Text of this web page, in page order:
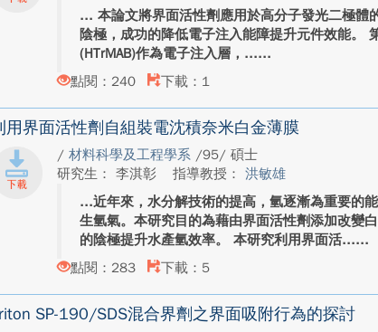
本論文將界面活性劑應用於高分子發光二極體
陰極，成功的降低電子注入能障提升元件效能。
(HTrMAB)作為電子注入層，...
點閱：240
下載：1
用界面活性劑自組裝電沈積奈米白金薄膜
/材料科學及工程學系 /95/ 碩士
研究生： 李淇彰
指導教授：洪敏雄
近年來，水分解技術的提高，氫逐漸為重要的
生氫氣。本研究目的為藉由界面活性劑添加改變
的陰極提升水產氫效率。 本研究利用界面活...
點閱：283
下載：5
SP-190/SDS混合界劑之界面吸附行為的探討